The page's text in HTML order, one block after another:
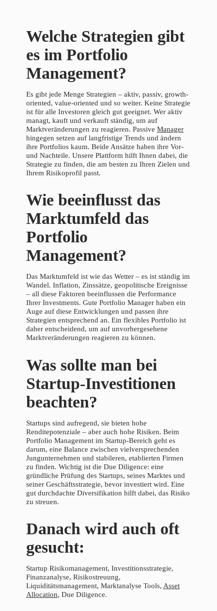
Welche Strategien gibt
es im Portfolio
Management?
Es gibt jede Menge Strategien – aktiv, passiv, growth-
oriented, value-oriented und so weiter. Keine Strategie
ist für alle Investoren gleich gut geeignet. Wer aktiv
managt, kauft und verkauft ständig, um auf
Marktveränderungen zu reagieren. Passive Manager
hingegen setzen auf langfristige Trends und ändern
ihre Portfolios kaum. Beide Ansätze haben ihre Vor-
und Nachteile. Unsere Plattform hilft Ihnen dabei, die
Strategie zu finden, die am besten zu Ihren Zielen und
Ihrem Risikoprofil passt.
Wie beeinflusst das
Marktumfeld das
Portfolio
Management?
Das Marktumfeld ist wie das Wetter – es ist ständig im
Wandel. Inflation, Zinssätze, geopolitische Ereignisse
– all diese Faktoren beeinflussen die Performance
Ihrer Investments. Gute Portfolio Manager haben ein
Auge auf diese Entwicklungen und passen ihre
Strategien entsprechend an. Ein flexibles Portfolio ist
daher entscheidend, um auf unvorhergesehene
Marktveränderungen reagieren zu können.
Was sollte man bei
Startup-Investitionen
beachten?
Startups sind aufregend, sie bieten hohe
Renditepotenziale – aber auch hohe Risiken. Beim
Portfolio Management im Startup-Bereich geht es
darum, eine Balance zwischen vielversprechenden
Jungunternehmen und stabileren, etablierten Firmen
zu finden. Wichtig ist die Due Diligence: eine
gründliche Prüfung des Startups, seines Marktes und
seiner Geschäftsstrategie, bevor investiert wird. Eine
gut durchdachte Diversifikation hilft dabei, das Risiko
zu streuen.
Danach wird auch oft
gesucht:
Startup Risikomanagement, Investitionsstrategie,
Finanzanalyse, Risikostreuung,
Liquiditätsmanagement, Marktanalyse Tools, Asset
Allocation, Due Diligence.